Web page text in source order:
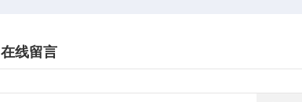
在线留言